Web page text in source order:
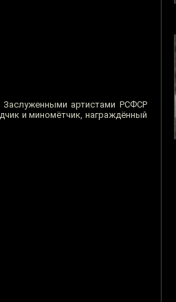
Заслуженными артистами РСФСР
и миномётчик, награждённый